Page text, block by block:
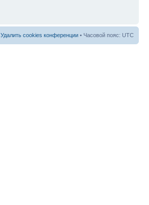
Удалить cookies конференции • Часовой пояс: UTC